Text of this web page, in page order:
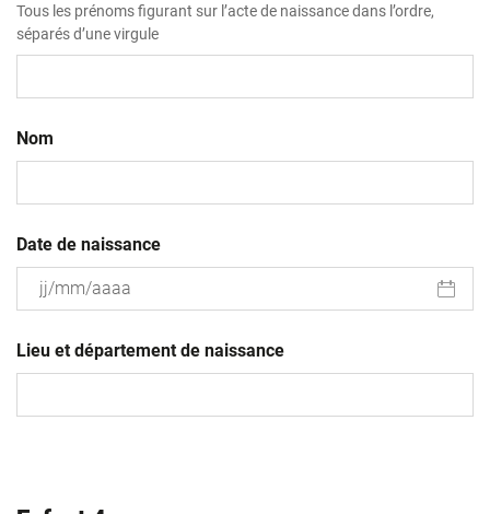
Tous les prénoms figurant sur l’acte de naissance dans l’ordre,
séparés d’une virgule
Nom
Date de naissance
slash
MM
Lieu et département de naissance